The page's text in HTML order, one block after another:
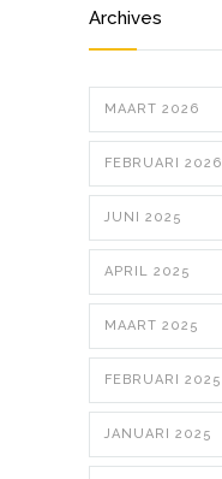
Archives
MAART 2026
FEBRUARI 2026
JUNI 2025
APRIL 2025
MAART 2025
FEBRUARI 2025
JANUARI 2025